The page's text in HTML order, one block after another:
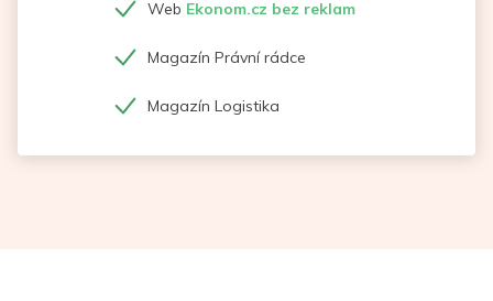
Web Ekonom.cz bez reklam
Magazín Právní rádce
Magazín Logistika